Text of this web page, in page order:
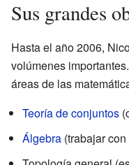
Sus grandes
Hasta el año 2006,
volúmenes
áreas de las
Teoría de conjuntos
Álgebra (trabajar